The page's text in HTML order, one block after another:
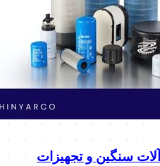
آلات سنگین و تجهیزات